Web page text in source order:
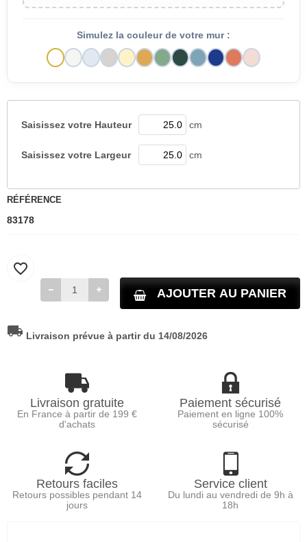
Simulez la couleur de votre mur :
Saisissez votre Hauteur cm
Saisissez votre Largeur cm
RÉFÉRENCE
83178
AJOUTER AU PANIER
favorite_border
local_shipping Livraison prévue à partir du 14/08/2026
Livraison gratuite
En France à partir de 199 €
d'achats
Paiement sécurisé
Paiement en ligne 100%
sécurisé
Retours faciles
Retours possibles pendant 14
jours
Service client
Du lundi au vendredi de 9h à
18h